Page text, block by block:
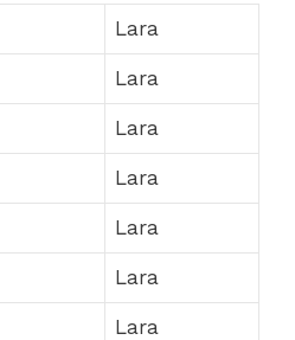
Lara
Lara
Lara
Lara
Lara
Lara
Lara